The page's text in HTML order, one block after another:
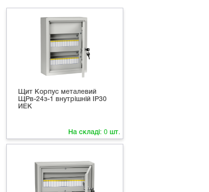
Щит Корпус металевий
ЩРв-24з-1 внутрішній IP30
ИЕК
На складі:0 шт.